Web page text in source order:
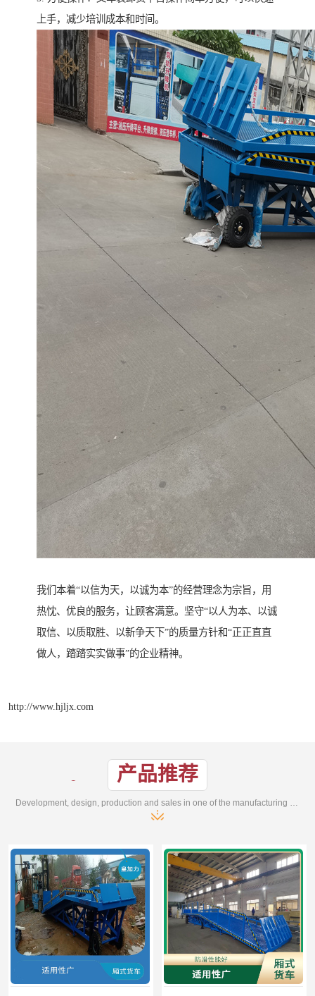
上手，减少培训成本和时间。
我们本着“以信为天，以诚为本”的经营理念为宗旨，用
热忱、优良的服务，让顾客满意。坚守“以人为本、以诚
取信、以质取胜、以新争天下”的质量方针和“正正直直
做人，踏踏实实做事”的企业精神。
http://www.hjljx.com
产品推荐